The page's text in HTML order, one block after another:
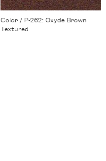
Color / P-262: Oxyde Brown
Textured